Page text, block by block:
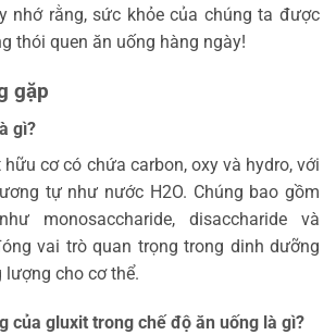
nhớ rằng, sức khỏe của chúng ta được
thói quen ăn uống hàng ngày!
gặp
gì?
cơ có chứa carbon, oxy và hydro, với
tự như nước H2O. Chúng bao gồm
monosaccharide, disaccharide và
vai trò quan trọng trong dinh dưỡng
lượng cho cơ thể.
của gluxit trong chế độ ăn uống là gì?